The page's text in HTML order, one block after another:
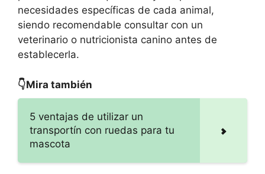
necesidades específicas de cada animal,
siendo recomendable consultar con un
veterinario o nutricionista canino antes de
establecerla.
👇Mira también
5 ventajas de utilizar un
transportín con ruedas para tu
mascota